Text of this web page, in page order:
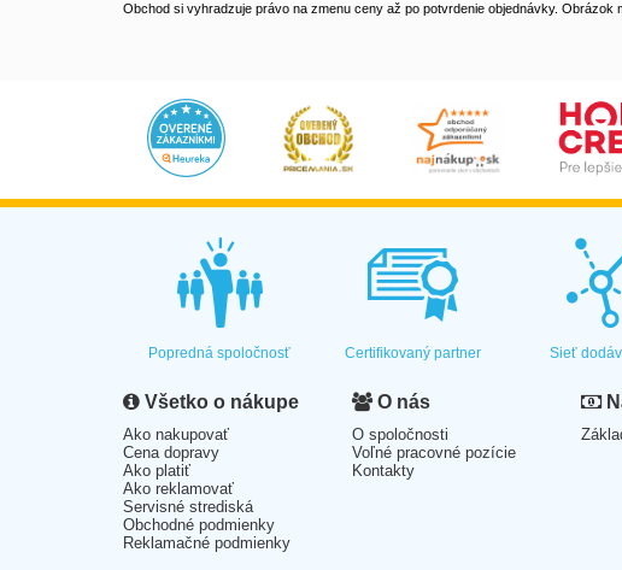
Obchod si vyhradzuje právo na zmenu ceny až po potvrdenie objednávky. Obrázok
Popredná spoločnosť Certifikovaný partner Sieť
Všetko o nákupe
Ako nakupovať
Cena dopravy
Ako platiť
Ako reklamovať
Servisné strediská
Obchodné podmienky
Reklamačné podmienky
O nás
O spoločnosti
Voľné pracovné pozície
Kontakty